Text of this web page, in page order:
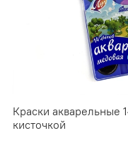
Краски акварельные
кисточкой